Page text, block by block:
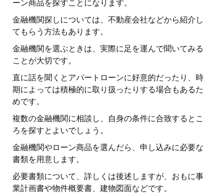
ーン商品を探すことになります。
金融機関探しについては、不動産会社などから紹介し
てもらう方法もあります。
金融機関を選ぶときは、実際に足を運んで聞いてみる
ことが大切です。
直に話を聞くとアパートローンに好意的だったり、時
期によっては積極的に取り扱ったりする場合もあるた
めです。
複数の金融機関に相談し、自身の条件に合致するとこ
ろを探すとよいでしょう。
金融機関やローン商品を選んだら、申し込みに必要な
書類を用意します。
必要書類について、詳しくは後述しますが、おもに事
業計画書や物件概要書、建物図面などです。